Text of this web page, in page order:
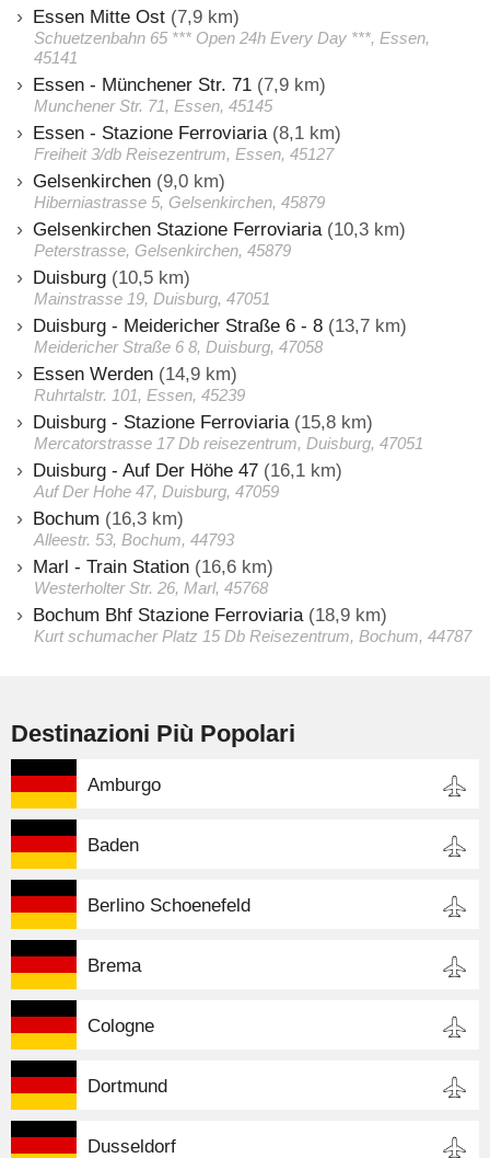
Essen Mitte Ost (7,9 km)
Schuetzenbahn 65 *** Open 24h Every Day ***, Essen,
45141
Essen - Münchener Str. 71 (7,9 km)
Munchener Str. 71, Essen, 45145
Essen - Stazione Ferroviaria (8,1 km)
Freiheit 3/db Reisezentrum, Essen, 45127
Gelsenkirchen (9,0 km)
Hiberniastrasse 5, Gelsenkirchen, 45879
Gelsenkirchen Stazione Ferroviaria (10,3 km)
Peterstrasse, Gelsenkirchen, 45879
Duisburg (10,5 km)
Mainstrasse 19, Duisburg, 47051
Duisburg - Meidericher Straße 6 - 8 (13,7 km)
Meidericher Straße 6 8, Duisburg, 47058
Essen Werden (14,9 km)
Ruhrtalstr. 101, Essen, 45239
Duisburg - Stazione Ferroviaria (15,8 km)
Mercatorstrasse 17 Db reisezentrum, Duisburg, 47051
Duisburg - Auf Der Höhe 47 (16,1 km)
Auf Der Hohe 47, Duisburg, 47059
Bochum (16,3 km)
Alleestr. 53, Bochum, 44793
Marl - Train Station (16,6 km)
Westerholter Str. 26, Marl, 45768
Bochum Bhf Stazione Ferroviaria (18,9 km)
Kurt schumacher Platz 15 Db Reisezentrum, Bochum, 44787
Destinazioni Più Popolari
Amburgo
Baden
Berlino Schoenefeld
Brema
Cologne
Dortmund
Dusseldorf